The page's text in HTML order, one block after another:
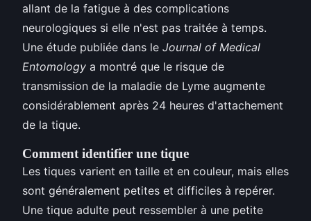
allant de la fatigue à des complications
neurologiques si elle n'est pas traitée à temps.
Une étude publiée dans le Journal of Medical
Entomology a montré que le risque de
transmission de la maladie de Lyme augmente
considérablement après 24 heures d'attachement
de la tique.
Comment identifier une tique
Les tiques varient en taille et en couleur, mais elles
sont généralement petites et difficiles à repérer.
Une tique adulte peut ressembler à une petite